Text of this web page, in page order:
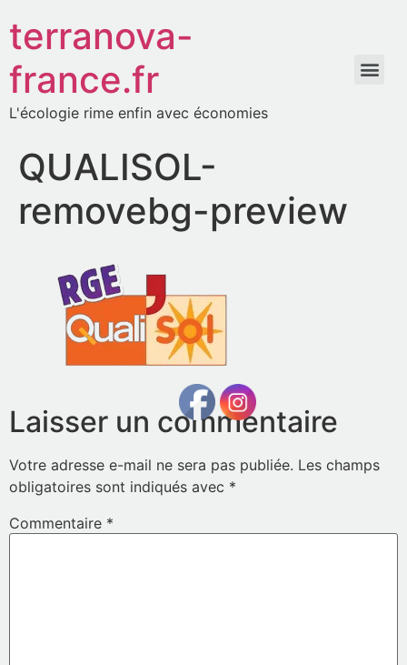
terranova-
france.fr
L'écologie rime enfin avec économies
QUALISOL-
removebg-preview
Laisser un commentaire
Votre adresse e-mail ne sera pas publiée. Les champs
obligatoires sont indiqués avec *
Commentaire *